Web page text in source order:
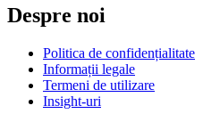
Despre noi
Politica de confidențialitate
Informații legale
Termeni de utilizare
Insight-uri